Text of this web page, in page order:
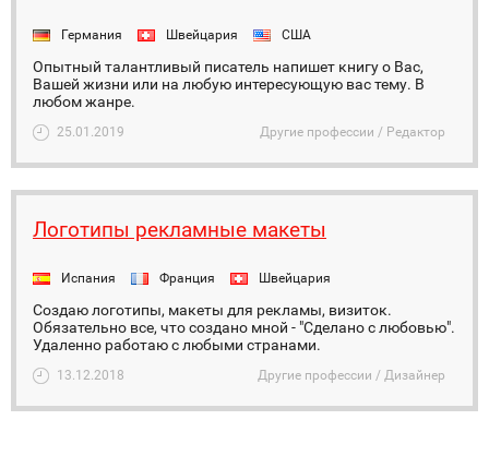
Германия Швейцария США
Опытный талантливый писатель напишет книгу о Вас,
Вашей жизни или на любую интересующую вас тему. В
любом жанре.
25.01.2019 Другие профессии / Редактор
Логотипы рекламные макеты
Испания Франция Швейцария
Создаю логотипы, макеты для рекламы, визиток.
Обязательно все, что создано мной - "Сделано с любовью".
Удаленно работаю с любыми странами.
13.12.2018 Другие профессии / Дизайнер